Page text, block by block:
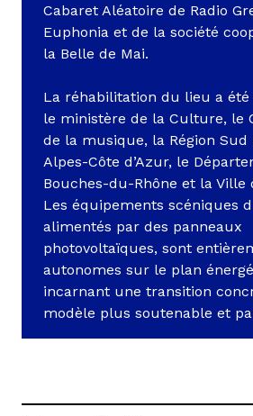
Cabaret Aléatoire de Radio
Euphonia et de la société
la Belle de Mai.
La réhabilitation du lieu a
le ministère de la Culture, le
de la musique, la Région Sud
Alpes-Côte d’Azur, le
Bouches-du-Rhône et la Ville
Les équipements scéniques
alimentés par des panneaux
photovoltaïques, sont
autonomes sur le plan
incarnant une transition
modèle plus soutenable et